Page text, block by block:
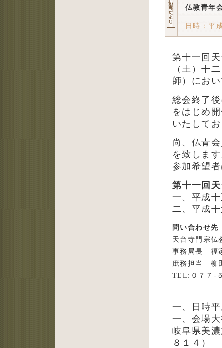
仏教青年
日時：平
第十一回
（土）十
師）にお
総会終了
をはじめ
いたして
尚、仏青
を致しま
参加希望
第十一回
一、平成
二、平成
問い合わせ先
天台寺門宗仏
事務局長 福
庶務担当 柳
TEL:０７７-
一、日時
一、会場
岐阜県美
８１４）